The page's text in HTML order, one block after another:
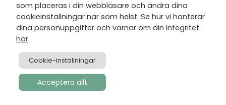
Skapad av
som placeras i din webbläsare och ändra dina
cookieinställningar när som helst. Se hur vi hanterar
dina personuppgifter och värnar om din integritet
här.
Cookie-inställningar
Acceptera allt